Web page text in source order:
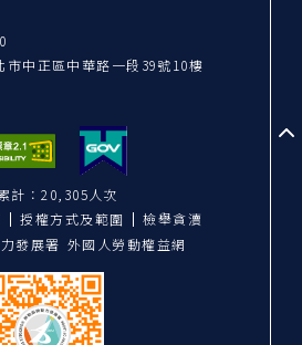
市中正區中華路一段39號10樓
計：20,305人次
授權方式及範圍
檢舉貪瀆
發展署 外國人勞動權益網
至